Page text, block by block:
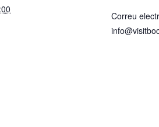
Correu